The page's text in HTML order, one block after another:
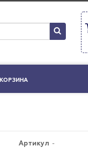
КОРЗИНА
Артикул -